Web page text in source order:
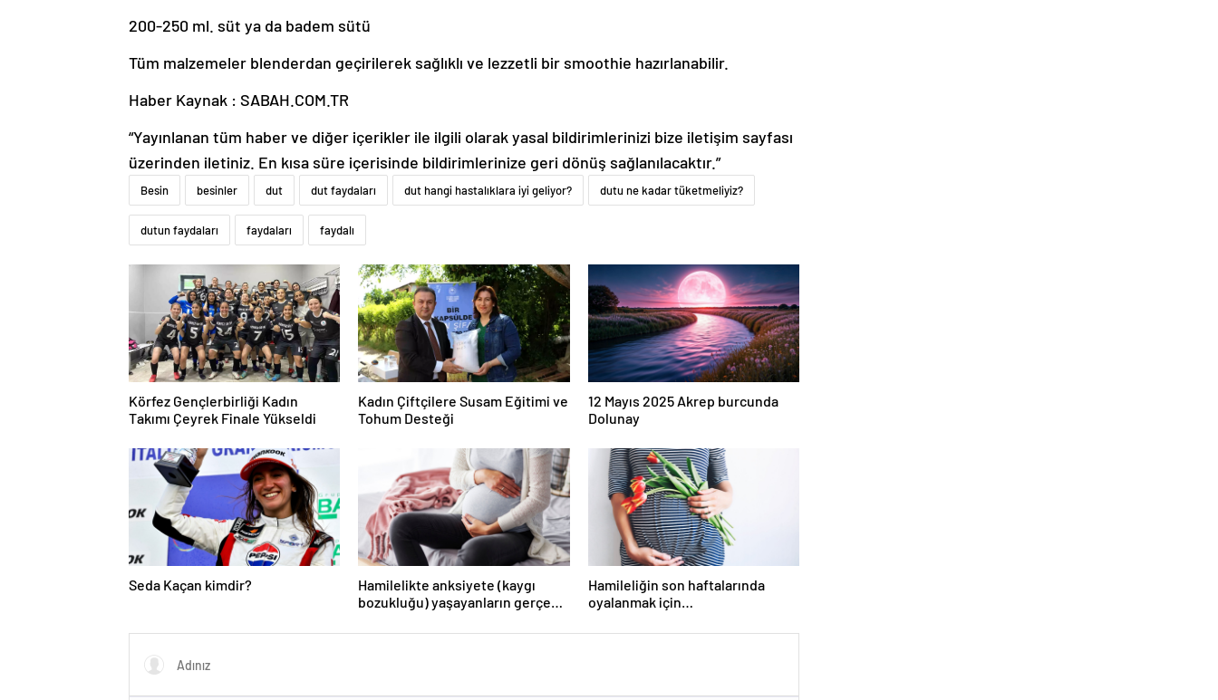
200-250 ml. süt ya da badem sütü
Tüm malzemeler blenderdan geçirilerek sağlıklı ve lezzetli bir smoothie hazırlanabilir.
Haber Kaynak : SABAH.COM.TR
“Yayınlanan tüm haber ve diğer içerikler ile ilgili olarak yasal bildirimlerinizi bize iletişim sayfası
üzerinden iletiniz. En kısa süre içerisinde bildirimlerinize geri dönüş sağlanılacaktır.”
Besin besinler dut dut faydaları dut hangi hastalıklara iyi geliyor? dutu ne kadar tüketmeliyiz?
dutun faydaları faydaları faydalı
Körfez Gençlerbirliği Kadın
Takımı Çeyrek Finale Yükseldi
Kadın Çiftçilere Susam Eğitimi ve
Tohum Desteği
12 Mayıs 2025 Akrep burcunda
Dolunay
Seda Kaçan kimdir?
Hamilelikte anksiyete (kaygı
bozukluğu) yaşayanların gerçek
Hamileliğin son haftalarında
oyalanmak için…